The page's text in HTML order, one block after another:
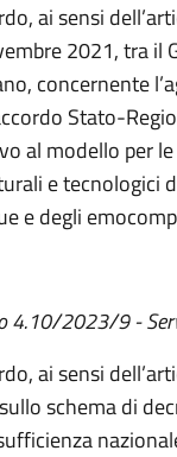
ai sensi
2021, tra il
concernente
Stato-
al modello per
e tecnologici
e degli
4.10/2023/9 -
ai sensi
schema di